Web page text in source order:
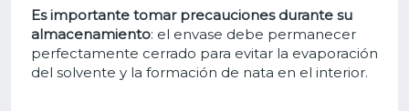
Es importante tomar precauciones durante su
almacenamiento: el envase debe permanecer
perfectamente cerrado para evitar la evaporación
del solvente y la formación de nata en el interior.